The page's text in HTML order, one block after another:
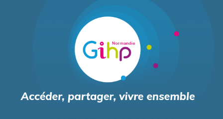
au
contenu
principal